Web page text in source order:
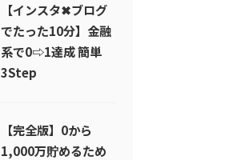
【インスタ✖︎ブログ
でたった10分】金融
系で0⇨1達成 簡単
3Step
【完全版】0から
1,000万貯めるため